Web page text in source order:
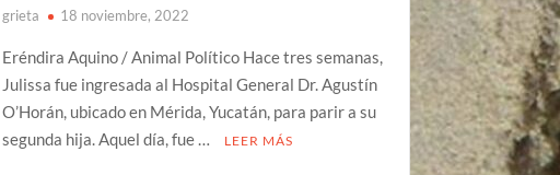
grieta 18 noviembre, 2022
Eréndira Aquino / Animal Político Hace tres semanas,
Julissa fue ingresada al Hospital General Dr. Agustín
O’Horán, ubicado en Mérida, Yucatán, para parir a su
segunda hija. Aquel día, fue …
LEER MÁS